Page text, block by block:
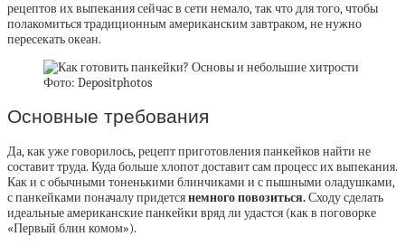
рецептов их выпекания сейчас в сети немало, так что для того, чтобы
полакомиться традиционным американским завтраком, не нужно
пересекать океан.
Фото: Depositphotos
Основные требования
Да, как уже говорилось, рецепт приготовления панкейков найти не
составит труда. Куда больше хлопот доставит сам процесс их выпекания.
Как и с обычными тоненькими блинчиками и с пышными оладушками,
с панкейками поначалу придетсянемного повозиться.Сходу сделать
идеальные американские панкейки вряд ли удастся (как в поговорке
«Первый блин комом»).